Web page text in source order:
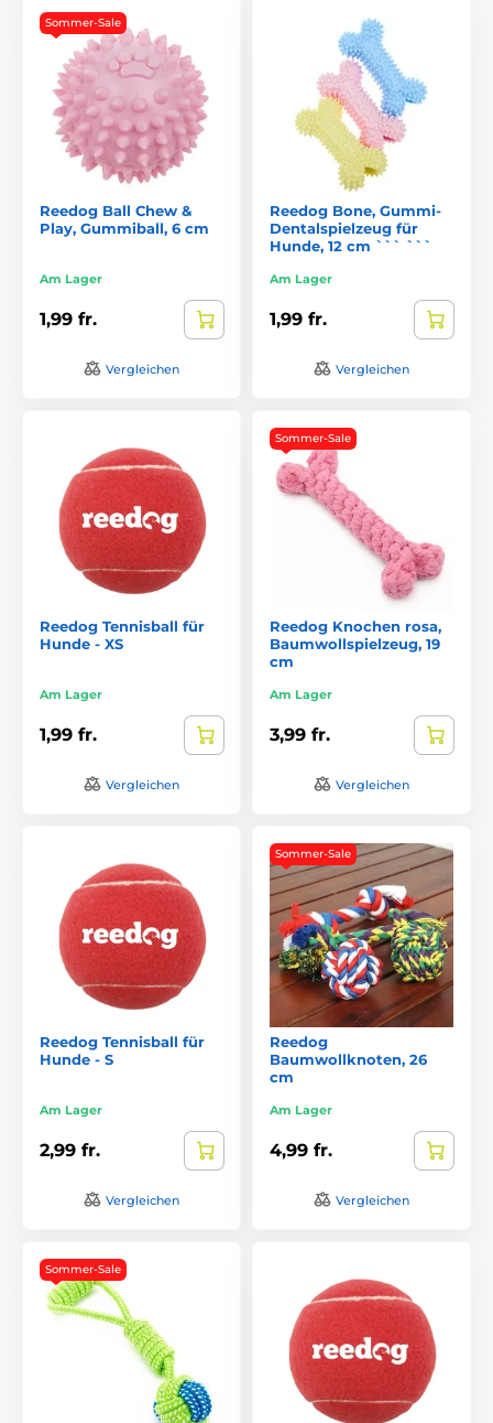
Sommer-Sale
Reedog Ball Chew &
Play, Gummiball, 6 cm
Am Lager
1,99 fr.
Vergleichen
Reedog Bone, Gummi-
Dentalspielzeug für
Hunde, 12 cm ``` ```
Am Lager
1,99 fr.
Vergleichen
Reedog Tennisball für
Hunde - XS
Am Lager
1,99 fr.
Vergleichen
Sommer-Sale
Reedog Knochen rosa,
Baumwollspielzeug, 19
cm
Am Lager
3,99 fr.
Vergleichen
Reedog Tennisball für
Hunde - S
Am Lager
2,99 fr.
Vergleichen
Sommer-Sale
Reedog
Baumwollknoten, 26
cm
Am Lager
4,99 fr.
Vergleichen
Sommer-Sale